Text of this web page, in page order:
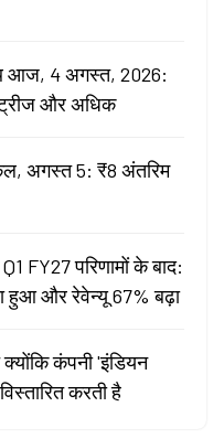
आज, 4 अगस्त, 2026:
और अधिक
अगस्त 5: ₹8 अंतरिम
FY27 परिणामों के बाद:
हुआ और रेवेन्यू 67% बढ़ा
कंपनी 'इंडियन
करती है